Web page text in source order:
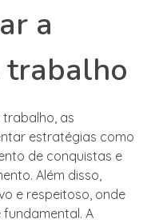
a
as
estratégias como
de conquistas e
Além disso,
e respeitoso, onde
A